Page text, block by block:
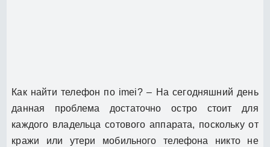
Как найти телефон по imei? – На сегодняшний день
данная проблема достаточно остро стоит для
каждого владельца сотового аппарата, поскольку от
кражи или утери мобильного телефона никто не